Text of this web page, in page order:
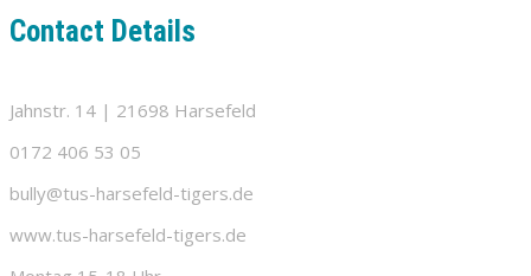
Contact Details
Jahnstr. 14 | 21698 Harsefeld
0172 406 53 05
bully@tus-harsefeld-tigers.de
www.tus-harsefeld-tigers.de